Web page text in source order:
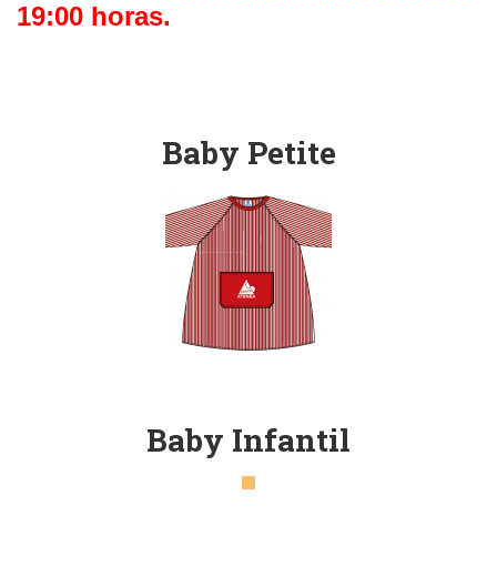
19:00 horas.
Baby Petite
Baby Infantil